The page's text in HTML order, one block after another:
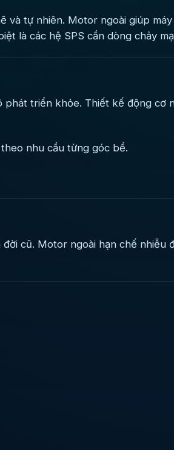
và tự nhiên. Motor ngoài giúp
là các hệ SPS cần dòng chảy
triển khỏe. Thiết kế động cơ
nhu cầu từng góc bể.
cũ. Motor ngoài hạn chế nhiễu